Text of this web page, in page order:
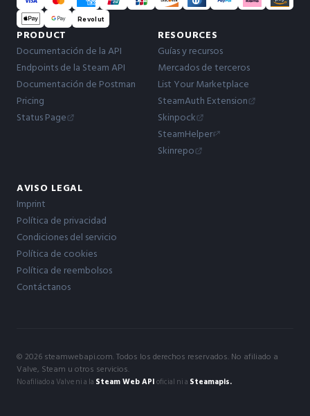
Revolut
PRODUCT
Documentación de la API
Endpoints de la Steam API
Documentación de Postman
Pricing
Status Page
RESOURCES
Guías y recursos
Mercados de terceros
List Your Marketplace
SteamAuth Extension
Skinpock
SteamHelper
Skinrepo
AVISO LEGAL
Imprint
Política de privacidad
Condiciones del servicio
Política de cookies
Política de reembolsos
Contáctanos
© 2026 steamwebapi.com. Todos los derechos reservados. No afiliado a
Valve, Steam u otros servicios.
No afiliado a Valve ni a la Steam Web APIoficial ni a Steamapis.